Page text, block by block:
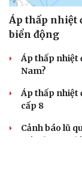
Áp thấp nhiệt
biển động
Áp thấp nhiệt
Nam?
Áp thấp nhiệt
cấp 8
Cảnh báo lũ